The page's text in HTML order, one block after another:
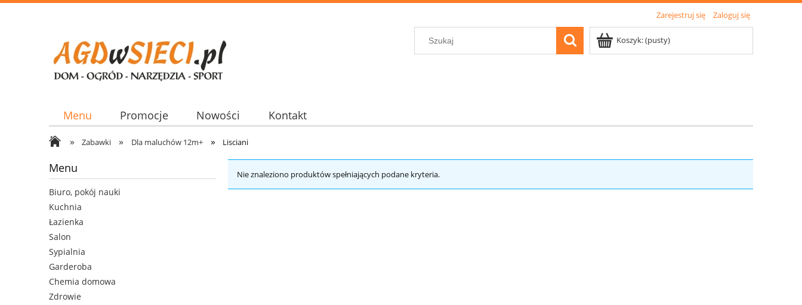
Zarejestruj się Zaloguj się
Koszyk:(pusty)
Menu Promocje Nowości Kontakt
» Zabawki » Dla maluchów 12m+ » Lisciani
Menu
Biuro, pokój nauki
Kuchnia
Łazienka
Salon
Sypialnia
Garderoba
Chemia domowa
Zdrowie
Nie znaleziono produktów spełniających podane kryteria.